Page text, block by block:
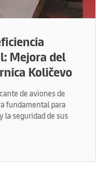
Mejora del
Količevo
de aviones de
fundamental para
la seguridad de sus